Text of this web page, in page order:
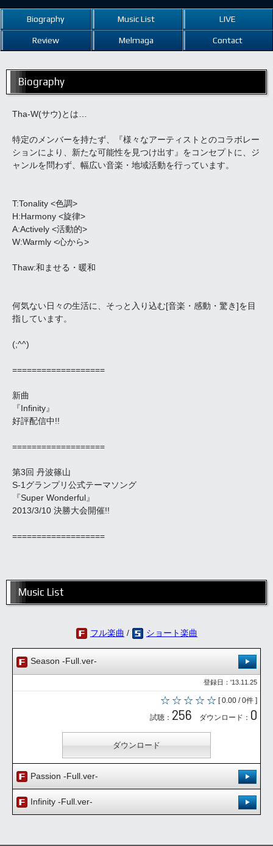
Biography Music List LIVE
Review Melmaga Contact
Biography
Tha-W(サウ)とは…
特定のメンバーを持たず、『様々なアーティストとのコラボレー
ションにより、新たな可能性を見つけ出す』をコンセプトに、ジ
ャンルを問わず、幅広い音楽・地域活動を行っています。
T:Tonality <色調>
H:Harmony <旋律>
A:Actively <活動的>
W:Warmly <心から>
Thaw:和ませる・暖和
何気ない日々の生活に、そっと入り込む[音楽・感動・驚き]を目
指しています。
(;^^)
===================
新曲
『Infinity』
好評配信中!!
===================
第3回 丹波篠山
S-1グランプリ公式テーマソング
『Super Wonderful』
2013/3/10 決勝大会開催!!
===================
Music List
フル楽曲 / ショート楽曲
Season -Full.ver-
登録日：'13.11.25
[ 0.00 / 0件 ]
試聴： 256 ダウンロード： 0
ダウンロード
Passion -Full.ver-
登録日：'14.6.23
[ 0.00 / 0件 ]
Infinity -Full.ver-